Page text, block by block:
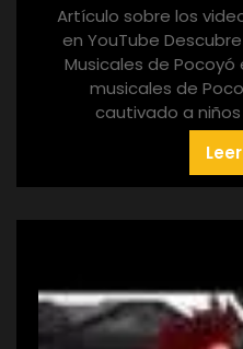
Artículo sobre los
en YouTube
Musicales de Pocoyó
musicales de
cautivado a